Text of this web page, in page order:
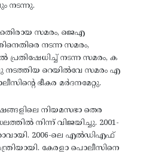
നടന്നു.
സമരം, ജെഎ
നടന്ന സമരം,
പ്രതിഷേധിച്ച്‌ നടന്ന സമരം, ക
റെയില്‍വേ സമരം എ
ഭീകര മര്‍ദനമേറ്റു.
നിയമസഭാ തെര
നിന്ന്‌ വിജയിച്ചു. 2001-
2006-ലെ എല്‍ഡിഎഫ്‌
കേരളാ പൊലീസിനെ